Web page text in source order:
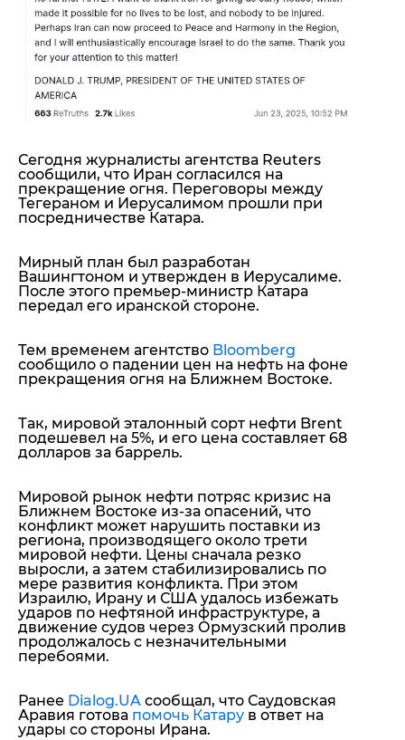
Сегодня журналисты агентства Reuters
сообщили, что Иран согласился на
прекращение огня. Переговоры между
Тегераном и Иерусалимом прошли при
посредничестве Катара.
Мирный план был разработан
Вашингтоном и утвержден в Иерусалиме.
После этого премьер-министр Катара
передал его иранской стороне.
Тем временем агентство Bloomberg
сообщило о падении цен на нефть на фоне
прекращения огня на Ближнем Востоке.
Так, мировой эталонный сорт нефти Brent
подешевел на 5%, и его цена составляет 68
долларов за баррель.
Мировой рынок нефти потряс кризис на
Ближнем Востоке из-за опасений, что
конфликт может нарушить поставки из
региона, производящего около трети
мировой нефти. Цены сначала резко
выросли, а затем стабилизировались по
мере развития конфликта. При этом
Израилю, Ирану и США удалось избежать
ударов по нефтяной инфраструктуре, а
движение судов через Ормузский пролив
продолжалось с незначительными
перебоями.
Ранее Dialog.UA сообщал, что Саудовская
Аравия готова помочь Катару в ответ на
удары со стороны Ирана.